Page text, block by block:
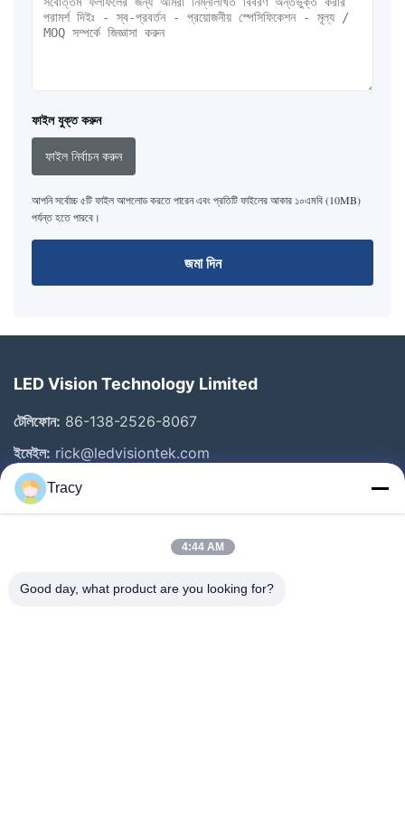
ফাইল যুক্ত করুন
ফাইল নির্বাচন করুন
আপনি সর্বোচ্চ ৫টি ফাইল আপলোড করতে পারেন এবং প্রতিটি ফাইলের আকার ১০এমবি (10MB)
পর্যন্ত হতে পারবে।
জমা দিন
LED Vision Technology Limited
টেলিফোন: 86-138-2526-8067
ইমেইল: rick@ledvisiontek.com
গুরুত্বপূর্ণ সংযোগ
পণ্য
Tracy
4:44 AM
Good day, what product are you looking for?